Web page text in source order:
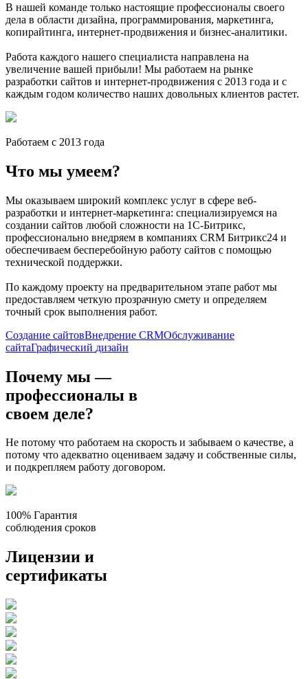
В нашей команде только настоящие профессионалы своего
дела в области дизайна, программирования, маркетинга,
копирайтинга, интернет-продвижения и бизнес-аналитики.
Работа каждого нашего специалиста направлена на
увеличение вашей прибыли! Мы работаем на рынке
разработки сайтов и интернет-продвижения с 2013 года и с
каждым годом количество наших довольных клиентов растет.
Работаем с 2013 года
Что мы умеем?
Мы оказываем широкий комплекс услуг в сфере веб-
разработки и интернет-маркетинга: специализируемся на
создании сайтов любой сложности на 1С-Битрикс,
профессионально внедряем в компаниях CRM Битрикс24 и
обеспечиваем бесперебойную работу сайтов с помощью
технической поддержки.
По каждому проекту на предварительном этапе работ мы
предоставляем четкую прозрачную смету и определяем
точный срок выполнения работ.
Создание сайтовВнедрение CRMОбслуживание
сайтаГрафический дизайн
Почему мы —
профессионалы в
своем деле?
Не потому что работаем на скорость и забываем о качестве, а
потому что адекватно оцениваем задачу и собственные силы,
и подкрепляем работу договором.
100% Гарантия
соблюдения сроков
Лицензии и
cертификаты